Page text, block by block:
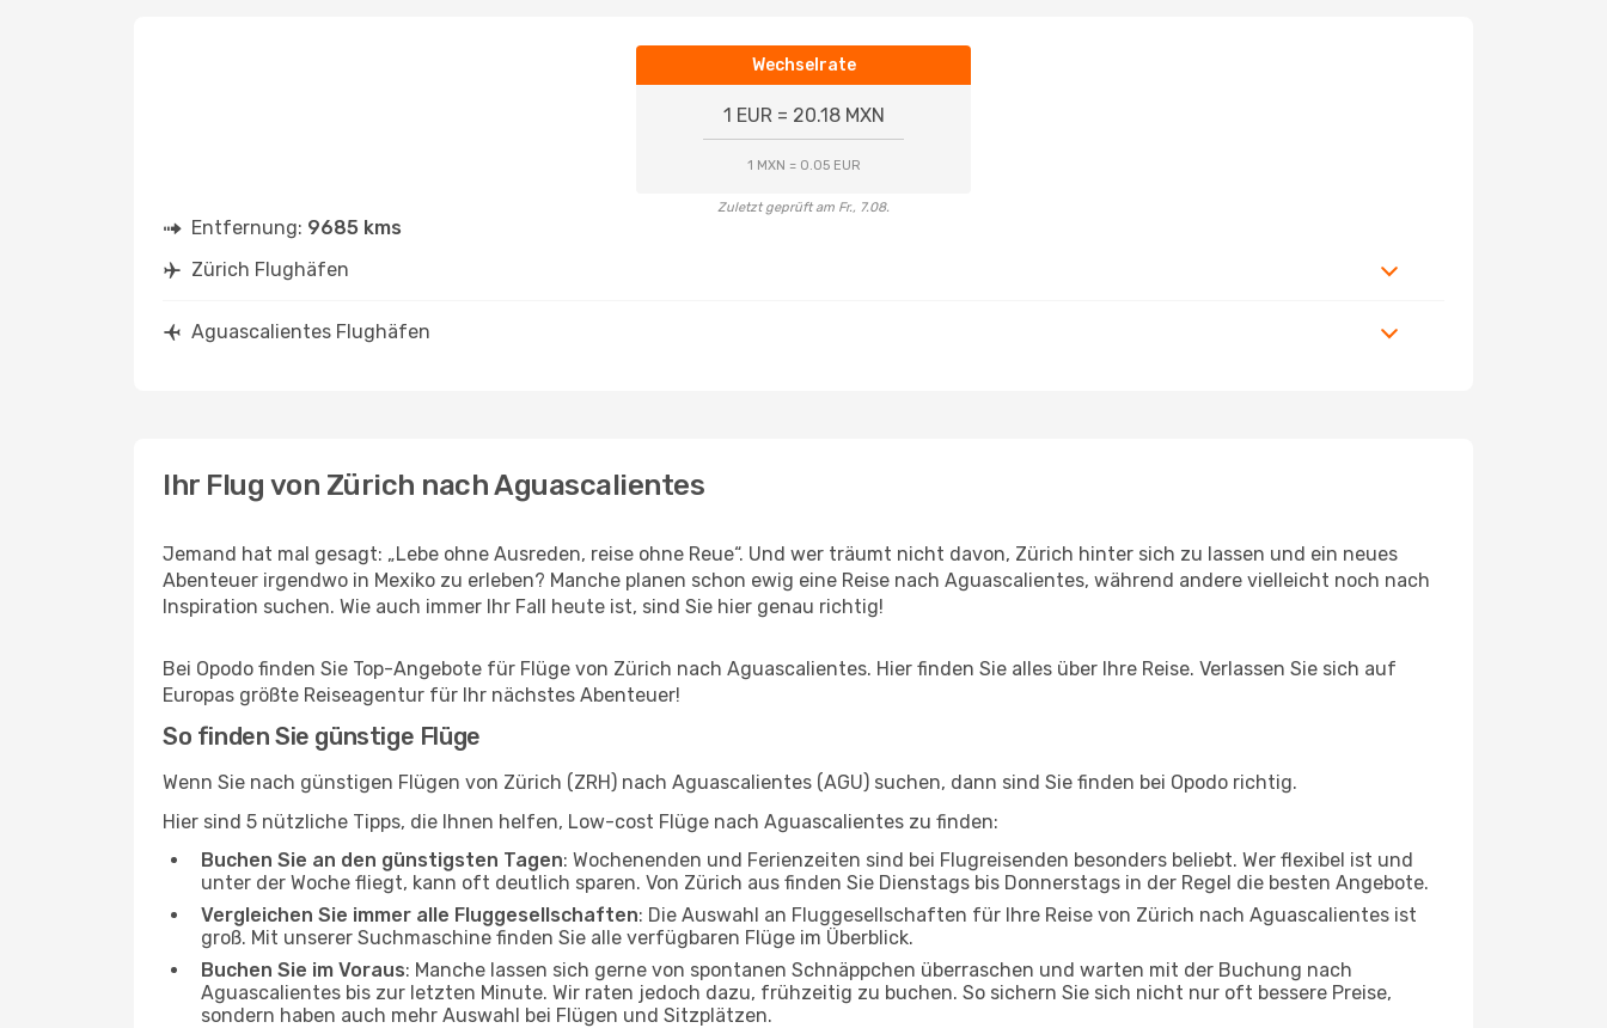
Wechselrate
1 EUR = 20.18 MXN
1 MXN = 0.05 EUR
Zuletzt geprüft am Fr., 7.08.
Entfernung: 9685 kms
Zürich Flughäfen
Aguascalientes Flughäfen
Ihr Flug von Zürich nach Aguascalientes
Jemand hat mal gesagt: „Lebe ohne Ausreden, reise ohne Reue“. Und wer träumt nicht davon, Zürich hinter sich zu lassen und ein neues
Abenteuer irgendwo in Mexiko zu erleben? Manche planen schon ewig eine Reise nach Aguascalientes, während andere vielleicht noch nach
Inspiration suchen. Wie auch immer Ihr Fall heute ist, sind Sie hier genau richtig!
Bei Opodo finden Sie Top-Angebote für Flüge von Zürich nach Aguascalientes. Hier finden Sie alles über Ihre Reise. Verlassen Sie sich auf
Europas größte Reiseagentur für Ihr nächstes Abenteuer!
So finden Sie günstige Flüge
Wenn Sie nach günstigen Flügen von Zürich (ZRH) nach Aguascalientes (AGU) suchen, dann sind Sie finden bei Opodo richtig.
Hier sind 5 nützliche Tipps, die Ihnen helfen, Low-cost Flüge nach Aguascalientes zu finden:
Buchen Sie an den günstigsten Tagen: Wochenenden und Ferienzeiten sind bei Flugreisenden besonders beliebt. Wer flexibel ist und
unter der Woche fliegt, kann oft deutlich sparen. Von Zürich aus finden Sie Dienstags bis Donnerstags in der Regel die besten Angebote.
Vergleichen Sie immer alle Fluggesellschaften: Die Auswahl an Fluggesellschaften für Ihre Reise von Zürich nach Aguascalientes ist
groß. Mit unserer Suchmaschine finden Sie alle verfügbaren Flüge im Überblick.
Buchen Sie im Voraus: Manche lassen sich gerne von spontanen Schnäppchen überraschen und warten mit der Buchung nach
Aguascalientes bis zur letzten Minute. Wir raten jedoch dazu, frühzeitig zu buchen. So sichern Sie sich nicht nur oft bessere Preise,
sondern haben auch mehr Auswahl bei Flügen und Sitzplätzen.